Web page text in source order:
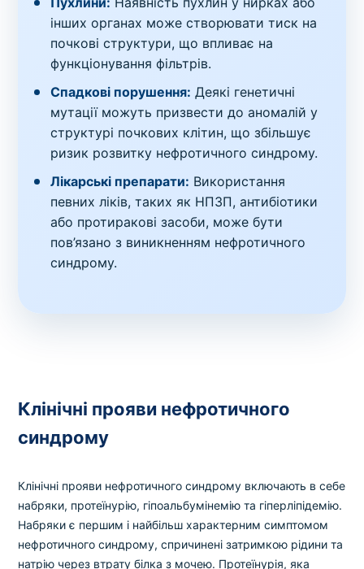
інших органах може створювати тиск на
почкові структури, що впливає на
функціонування фільтрів.
Спадкові порушення: Деякі генетичні
мутації можуть призвести до аномалій у
структурі почкових клітин, що збільшує
ризик розвитку нефротичного синдрому.
Лікарські препарати: Використання
певних ліків, таких як НПЗП, антибіотики
або протиракові засоби, може бути
пов’язано з виникненням нефротичного
синдрому.
Клінічні прояви нефротичного
синдрому
Клінічні прояви нефротичного синдрому включають в себе
набряки, протеїнурію, гіпоальбумінемію та гіперліпідемію.
Набряки є першим і найбільш характерним симптомом
нефротичного синдрому, спричинені затримкою рідини та
натрію через втрату білка з мочею. Протеїнурія, яка